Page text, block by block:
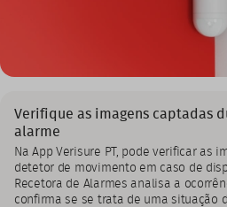
Verifique as imagens captadas
alarme
Na App Verisure PT, pode verificar as
detetor de movimento em caso de
Recetora de Alarmes analisa a
confirma se se trata de uma situação